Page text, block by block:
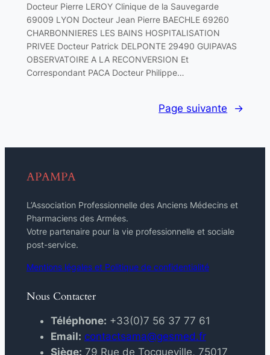
Docteur Pierre LEROY Clinique de la Sauvegarde
69009 LYON Docteur Jean Pierre BAECHLE 69260
CHARBONNIERES LES BAINS HOSPITALISATION
PRIVEE Docteur Patrick DELPONTE 29490 GUIPAVAS
OBSERVATOIRE A LA RECONVERSION Et
Correspondant PACA Docteur Philippe…
Page suivante →
APAMPA
L’Association Professionnelle des Anciens Médecins et
Pharmaciens des Armées.
Votre partenaire pour la vie professionnelle et sociale
post-service.
Mentions légales et Politique de confidentialité
Nous Contacter
Téléphone: +33(0)7 56 37 77 61
Email: contactsama@gesmed.fr
Siège: 79 Rue de Tocqueville, 75017